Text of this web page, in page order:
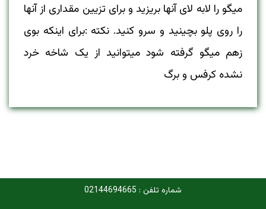
میگو را لابه لای آنها بریزید و برای تزیین مقداری از آنها
را روی پلو بچینید و سرو کنید. نکته :برای اینکه بوی
زهم میگو گرفته شود میتوانید از یک شاخه خرد
نشده کرفس و برگ
شماره تلفن : 02144694665